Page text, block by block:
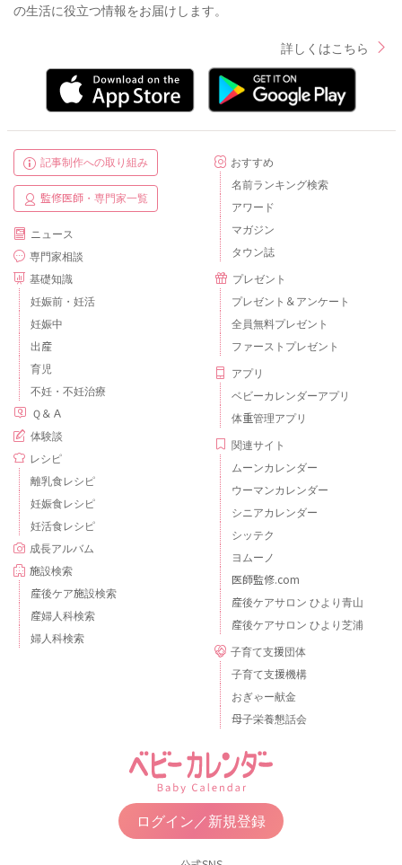
の生活に役立つ情報をお届けします。
詳しくはこちら
記事制作への取り組み
監修医師・専門家一覧
ニュース
専門家相談
基礎知識
妊娠前・妊活
妊娠中
出産
育児
不妊・不妊治療
Ｑ＆Ａ
体験談
レシピ
離乳食レシピ
妊娠食レシピ
妊活食レシピ
成長アルバム
施設検索
産後ケア施設検索
産婦人科検索
婦人科検索
おすすめ
名前ランキング検索
アワード
マガジン
タウン誌
プレゼント
プレゼント＆アンケート
全員無料プレゼント
ファーストプレゼント
アプリ
ベビーカレンダーアプリ
体重管理アプリ
関連サイト
ムーンカレンダー
ウーマンカレンダー
シニアカレンダー
シッテク
ヨムーノ
医師監修.com
産後ケアサロン ひより青山
産後ケアサロン ひより芝浦
子育て支援団体
子育て支援機構
おぎゃー献金
母子栄養懇話会
ログイン／新規登録